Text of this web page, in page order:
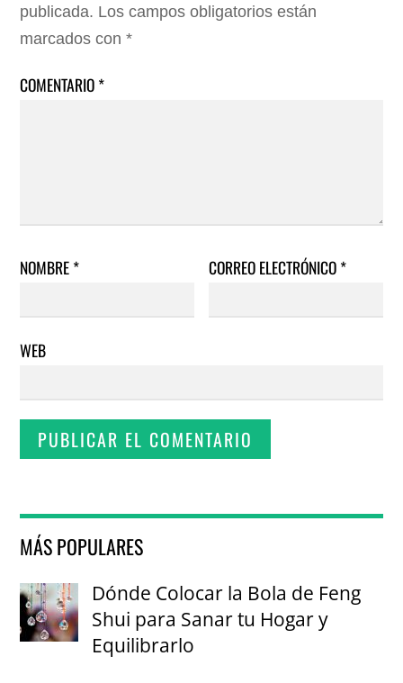
publicada. Los campos obligatorios están
marcados con*
COMENTARIO*
NOMBRE* CORREO ELECTRÓNICO*
WEB
MÁS POPULARES
Dónde Colocar la Bola de Feng
Shui para Sanar tu Hogar y
Equilibrarlo